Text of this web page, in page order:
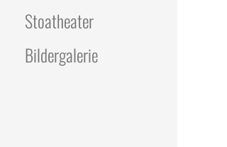
Stoatheater
Bildergalerie